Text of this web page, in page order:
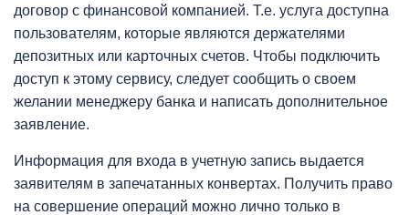
договор с финансовой компанией. Т.е. услуга доступна
пользователям, которые являются держателями
депозитных или карточных счетов. Чтобы подключить
доступ к этому сервису, следует сообщить о своем
желании менеджеру банка и написать дополнительное
заявление.
Информация для входа в учетную запись выдается
заявителям в запечатанных конвертах. Получить право
на совершение операций можно лично только в